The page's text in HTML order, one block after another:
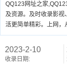
QQ123网址之家
及资源。及时收录影视
活更简单精彩。上网，
2023-2-10
收录日期: